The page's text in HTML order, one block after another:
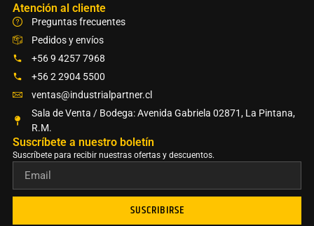
Atención al cliente
Preguntas frecuentes
Pedidos y envíos
+56 9 4257 7968
+56 2 2904 5500
ventas@industrialpartner.cl
Sala de Venta / Bodega: Avenida Gabriela 02871, La Pintana,
R.M.
Suscríbete a nuestro boletín​
Suscríbete para recibir nuestras ofertas y descuentos.
SUSCRIBIRSE